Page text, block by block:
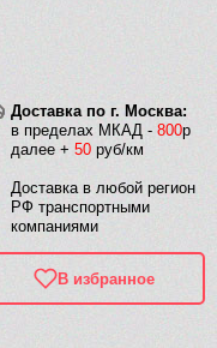
Доставка по г. Москва:
в пределах МКАД - 800р
далее + 50 руб/км
Доставка в любой регион
РФ транспортными
компаниями
В избранное